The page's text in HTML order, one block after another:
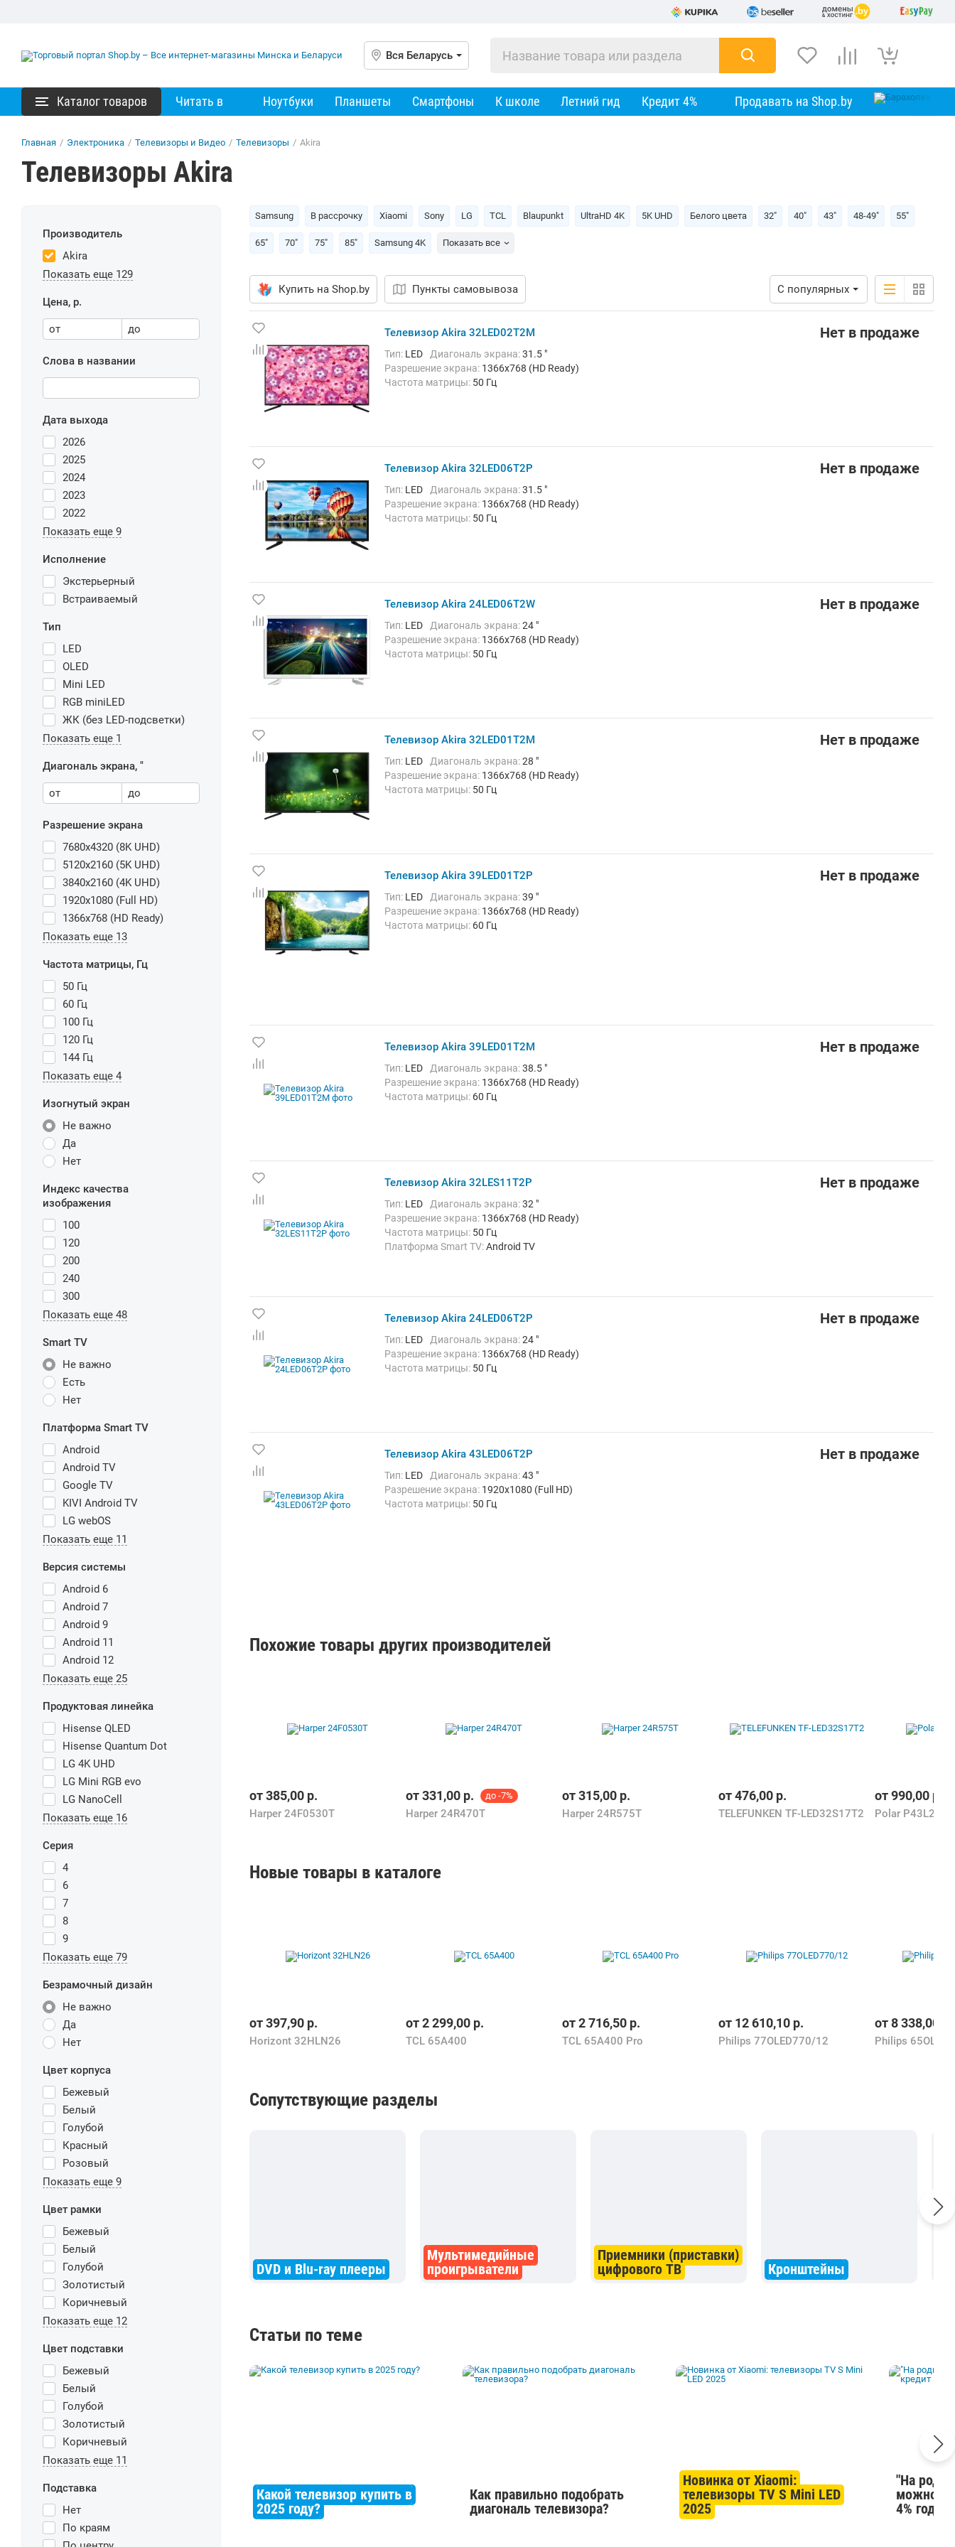
Вся Беларусь
Каталог товаров Читать в Ноутбуки Планшеты Смартфоны К школе Летний гид Кредит 4% Продавать на Shop.by
Главная / Электроника / Телевизоры и Видео / Телевизоры / Akira
Телевизоры Akira
Производитель
Akira
Показать еще 129
Цена, р.
от до
Слова в названии
Дата выхода
2026
2025
2024
2023
2022
Показать еще 9
Исполнение
Экстерьерный
Встраиваемый
Тип
LED
OLED
Mini LED
RGB miniLED
ЖК (без LED-подсветки)
Показать еще 1
Диагональ экрана, "
от до
Разрешение экрана
7680x4320 (8K UHD)
5120x2160 (5K UHD)
3840x2160 (4K UHD)
1920x1080 (Full HD)
1366x768 (HD Ready)
Показать еще 13
Частота матрицы, Гц
50 Гц
60 Гц
100 Гц
120 Гц
144 Гц
Показать еще 4
Изогнутый экран
Не важно
Да
Нет
Индекс качества
изображения
100
120
200
240
300
Показать еще 48
Smart TV
Не важно
Есть
Нет
Платформа Smart TV
Android
Android TV
Google TV
KIVI Android TV
LG webOS
Показать еще 11
Версия системы
Android 6
Android 7
Android 9
Android 11
Android 12
Показать еще 25
Продуктовая линейка
Hisense QLED
Hisense Quantum Dot
LG 4K UHD
LG Mini RGB evo
LG NanoCell
Показать еще 16
Серия
4
6
7
8
9
Показать еще 79
Безрамочный дизайн
Не важно
Да
Нет
Цвет корпуса
Бежевый
Белый
Голубой
Красный
Розовый
Показать еще 9
Цвет рамки
Бежевый
Белый
Голубой
Золотистый
Коричневый
Показать еще 12
Цвет подставки
Бежевый
Белый
Голубой
Золотистый
Коричневый
Показать еще 11
Подставка
Нет
По краям
Samsung В рассрочку Xiaomi Sony LG TCL Blaupunkt UltraHD 4K 5K UHD Белого цвета 32" 40" 43" 48-49" 55"
65" 70" 75" 85" Samsung 4K Показать все
Купить на Shop.by Пункты самовывоза С популярных
Телевизор Akira 32LED02T2M
Тип: LED Диагональ экрана:31.5 "
Разрешение экрана: 1366x768 (HD Ready)
Частота матрицы: 50 Гц
Нет в продаже
Телевизор Akira 32LED06T2P
Тип: LED Диагональ экрана:31.5 "
Разрешение экрана: 1366x768 (HD Ready)
Частота матрицы: 50 Гц
Нет в продаже
Телевизор Akira 24LED06T2W
Тип: LED Диагональ экрана:24 "
Разрешение экрана: 1366x768 (HD Ready)
Частота матрицы: 50 Гц
Нет в продаже
Телевизор Akira 32LED01T2M
Тип: LED Диагональ экрана:28 "
Разрешение экрана: 1366x768 (HD Ready)
Частота матрицы: 50 Гц
Нет в продаже
Телевизор Akira 39LED01T2P
Тип: LED Диагональ экрана:39 "
Разрешение экрана: 1366x768 (HD Ready)
Частота матрицы: 60 Гц
Нет в продаже
Телевизор Akira 39LED01T2M
Тип: LED Диагональ экрана:38.5 "
Разрешение экрана: 1366x768 (HD Ready)
Частота матрицы: 60 Гц
Нет в продаже
Телевизор Akira 32LES11T2P
Тип: LED Диагональ экрана:32 "
Разрешение экрана: 1366x768 (HD Ready)
Частота матрицы: 50 Гц
Платформа Smart TV:Android TV
Нет в продаже
Телевизор Akira 24LED06T2P
Тип: LED Диагональ экрана:24 "
Разрешение экрана: 1366x768 (HD Ready)
Частота матрицы: 50 Гц
Нет в продаже
Телевизор Akira 43LED06T2P
Тип: LED Диагональ экрана:43 "
Разрешение экрана: 1920x1080 (Full HD)
Частота матрицы: 50 Гц
Нет в продаже
Похожие товары других производителей
от385,00 р.
Harper 24F0530T
от331,00 р. до -7%
Harper 24R470T
от315,00 р.
Harper 24R575T
от476,00 р.
TELEFUNKEN TF-LED32S17T2
от990,00 р.
Polar
Новые товары в каталоге
от397,90 р.
Horizont 32HLN26
от2 299,00 р.
TCL 65A400
от2 716,50 р.
TCL 65A400 Pro
от 12 610,10 р.
Philips 77OLED770/12
от8 338,00
Philips
Сопутствующие разделы
DVD и Blu-ray плееры
Мультимедийные
проигрыватели
Приемники (приставки)
цифрового ТВ
Кронштейны
Статьи по теме
Какой телевизор купить в
2025 году?
Как правильно подобрать
диагональ телевизора?
Новинка от Xiaomi:
телевизоры TV S Mini LED
2025
"На
можно
4%